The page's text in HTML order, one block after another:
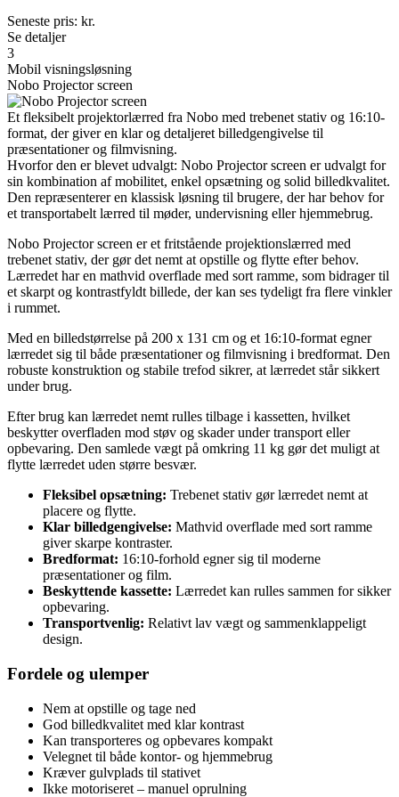
Seneste pris: kr.
Se detaljer
3
Mobil visningsløsning
Nobo Projector screen
Et fleksibelt projektorlærred fra Nobo med trebenet stativ og 16:10-
format, der giver en klar og detaljeret billedgengivelse til
præsentationer og filmvisning.
Hvorfor den er blevet udvalgt: Nobo Projector screen er udvalgt for
sin kombination af mobilitet, enkel opsætning og solid billedkvalitet.
Den repræsenterer en klassisk løsning til brugere, der har behov for
et transportabelt lærred til møder, undervisning eller hjemmebrug.
Nobo Projector screen er et fritstående projektionslærred med
trebenet stativ, der gør det nemt at opstille og flytte efter behov.
Lærredet har en mathvid overflade med sort ramme, som bidrager til
et skarpt og kontrastfyldt billede, der kan ses tydeligt fra flere vinkler
i rummet.
Med en billedstørrelse på 200 x 131 cm og et 16:10-format egner
lærredet sig til både præsentationer og filmvisning i bredformat. Den
robuste konstruktion og stabile trefod sikrer, at lærredet står sikkert
under brug.
Efter brug kan lærredet nemt rulles tilbage i kassetten, hvilket
beskytter overfladen mod støv og skader under transport eller
opbevaring. Den samlede vægt på omkring 11 kg gør det muligt at
flytte lærredet uden større besvær.
Fleksibel opsætning: Trebenet stativ gør lærredet nemt at
placere og flytte.
Klar billedgengivelse: Mathvid overflade med sort ramme
giver skarpe kontraster.
Bredformat: 16:10-forhold egner sig til moderne
præsentationer og film.
Beskyttende kassette: Lærredet kan rulles sammen for sikker
opbevaring.
Transportvenlig: Relativt lav vægt og sammenklappeligt
design.
Fordele og ulemper
Nem at opstille og tage ned
God billedkvalitet med klar kontrast
Kan transporteres og opbevares kompakt
Velegnet til både kontor- og hjemmebrug
Kræver gulvplads til stativet
Ikke motoriseret – manuel oprulning